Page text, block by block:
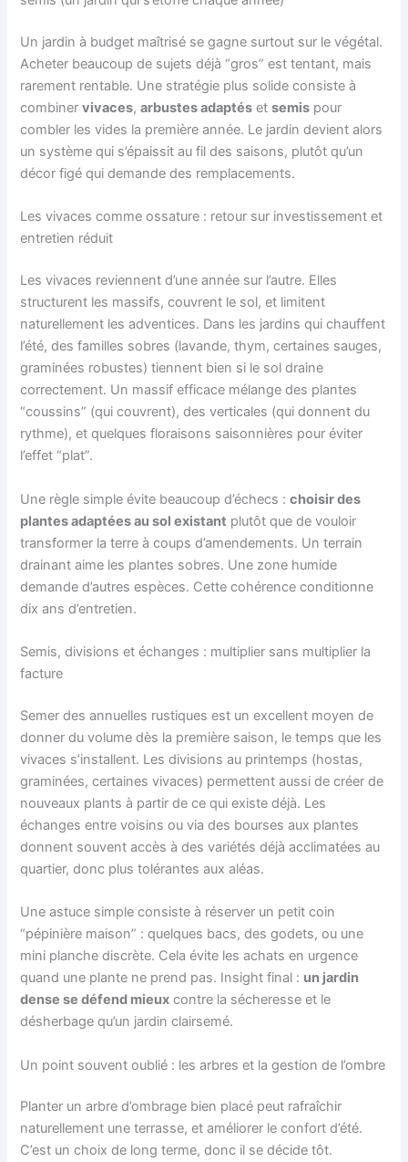
Un jardin à budget maîtrisé se gagne surtout sur le végétal.
Acheter beaucoup de sujets déjà “gros” est tentant, mais
rarement rentable. Une stratégie plus solide consiste à
combinervivaces,arbustes adaptés etsemis pour
combler les vides la première année. Le jardin devient alors
un système qui s’épaissit au fil des saisons, plutôt qu’un
décor figé qui demande des remplacements.
Les vivaces comme ossature : retour sur investissement et
entretien réduit
Les vivaces reviennent d’une année sur l’autre. Elles
structurent les massifs, couvrent le sol, et limitent
naturellement les adventices. Dans les jardins qui chauffent
l’été, des familles sobres (lavande, thym, certaines sauges,
graminées robustes) tiennent bien si le sol draine
correctement. Un massif efficace mélange des plantes
“coussins” (qui couvrent), des verticales (qui donnent du
rythme), et quelques floraisons saisonnières pour éviter
l’effet “plat”.
Une règle simple évite beaucoup d’échecs :choisir des
plantes adaptées au sol existant plutôt que de vouloir
transformer la terre à coups d’amendements. Un terrain
drainant aime les plantes sobres. Une zone humide
demande d’autres espèces. Cette cohérence conditionne
dix ans d’entretien.
Semis, divisions et échanges : multiplier sans multiplier la
facture
Semer des annuelles rustiques est un excellent moyen de
donner du volume dès la première saison, le temps que les
vivaces s’installent. Les divisions au printemps (hostas,
graminées, certaines vivaces) permettent aussi de créer de
nouveaux plants à partir de ce qui existe déjà. Les
échanges entre voisins ou via des bourses aux plantes
donnent souvent accès à des variétés déjà acclimatées au
quartier, donc plus tolérantes aux aléas.
Une astuce simple consiste à réserver un petit coin
“pépinière maison” : quelques bacs, des godets, ou une
mini planche discrète. Cela évite les achats en urgence
quand une plante ne prend pas. Insight final : un jardin
dense se défend mieux contre la sécheresse et le
désherbage qu’un jardin clairsemé.
Un point souvent oublié : les arbres et la gestion de l’ombre
Planter un arbre d’ombrage bien placé peut rafraîchir
naturellement une terrasse, et améliorer le confort d’été.
C’est un choix de long terme, donc il se décide tôt.